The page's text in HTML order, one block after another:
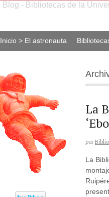
Blog - Bibliotecas de la
Inicio > El astronauta
La
por
La